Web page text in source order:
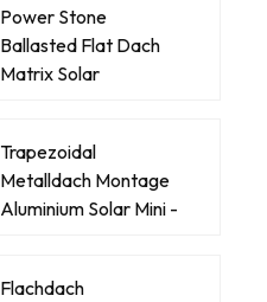
Power Stone
Ballasted Flat Dach
Matrix Solar
Trapezoidal
Metalldach Montage
Aluminium Solar Mini -
Flachdach